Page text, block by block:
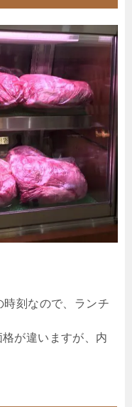
刻なので、ランチ
が違いますが、内